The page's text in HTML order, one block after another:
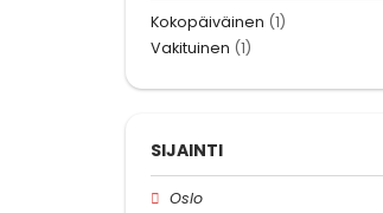
Kokopäiväinen (1)
Vakituinen (1)
SIJAINTI
Oslo